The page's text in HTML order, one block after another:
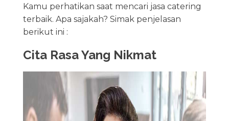
Kamu perhatikan saat mencari jasa catering
terbaik. Apa sajakah? Simak penjelasan
berikut ini :
Cita Rasa Yang Nikmat